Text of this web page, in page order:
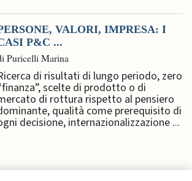
VALORI, IMPRESA: I
P&C ...
Puricelli Marina
di risultati di lungo periodo, zero
scelte di prodotto o di
di rottura rispetto al pensiero
qualità come prerequisito di
decisione, internazionalizzazione ...